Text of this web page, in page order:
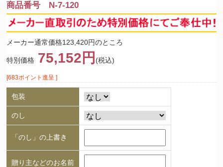
商品番号 N-7-120
メーカー通常価格123,420円のところ
特別価格 75,152円 (税込)
[683ポイント進呈 ]
包装
のし
「のし」の上書き
贈り主などのお名前